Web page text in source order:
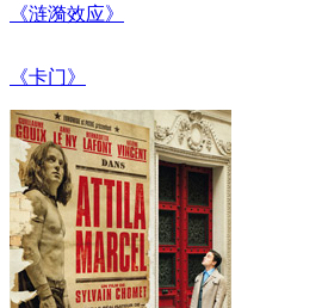
《涟漪效应》
《卡门》